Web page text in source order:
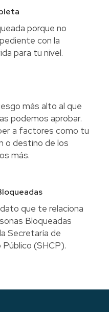
porque no
con la
para tu nivel.
más alto al que
podemos aprobar.
a factores como tu
o destino de los
más.
que te relaciona
Bloqueadas
Secretaría de
(SHCP).